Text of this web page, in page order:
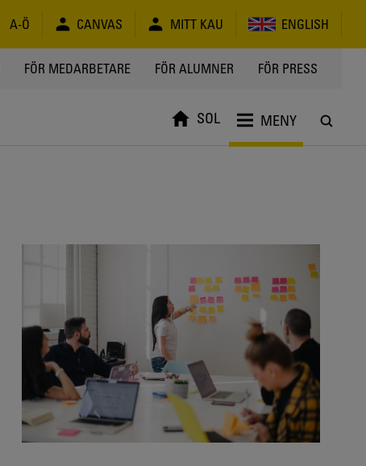
A-Ö CANVAS MITT KAU ENGLISH
FÖR MEDARBETARE FÖR ALUMNER FÖR PRESS
SOL MENY